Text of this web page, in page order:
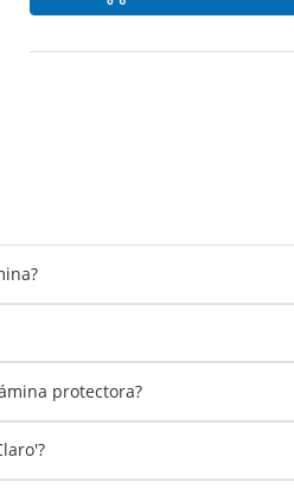
protectora?